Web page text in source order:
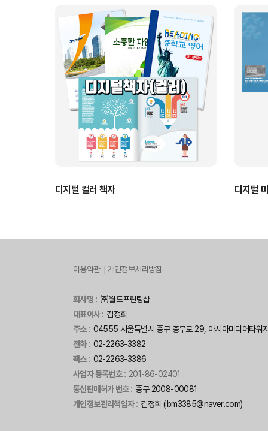
디지털 컬러 책자 디지털
이용약관 개인정보처리방침
회사명 : ㈜월드프린팅샵
대표이사 : 김정희
주소 : 04555 서울특별시 중구 충무로 29, 아시아미디어타워
전화 : 02-2263-3382
팩스 : 02-2263-3386
사업자 등록번호 : 201-86-02401
통신판매허가 번호 : 중구 2008-00081
개인정보관리책임자 : 김정희 (ibm3385@naver.com)